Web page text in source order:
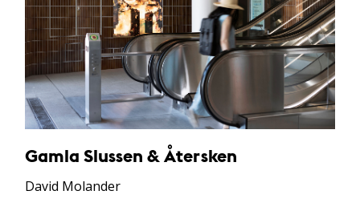
Gamla Slussen & Återsken
David Molander